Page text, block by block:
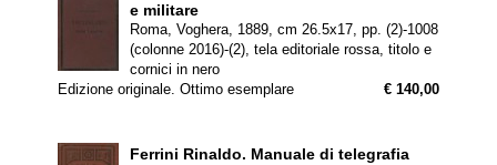
e militare
Roma, Voghera, 1889, cm 26.5x17, pp. (2)-1008
(colonne 2016)-(2), tela editoriale rossa, titolo e
cornici in nero
Edizione originale. Ottimo esemplare
€ 140,00
Ferrini Rinaldo. Manuale di telegrafia